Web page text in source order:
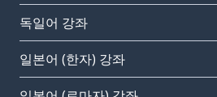
독일어 강좌
일본어 (한자) 강좌